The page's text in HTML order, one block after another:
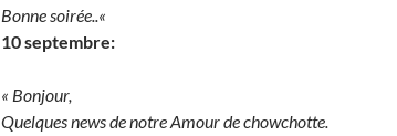
Bonne soirée..«
10 septembre:
« Bonjour,
Quelques news de notre Amour de chowchotte.